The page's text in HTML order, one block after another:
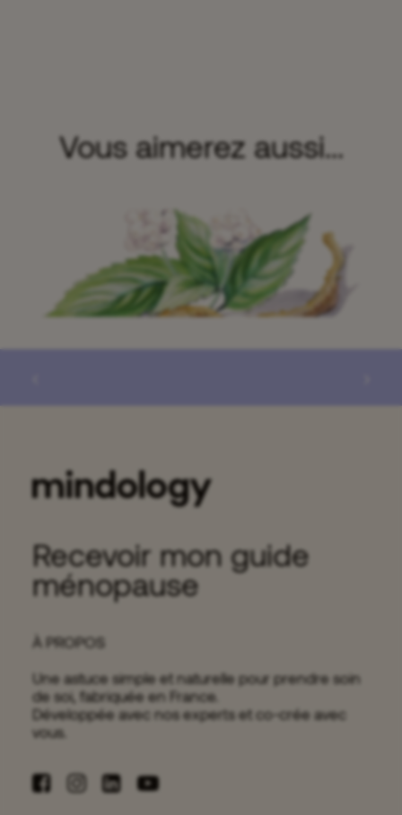
Vous aimerez aussi...
Ginseng et libido
Recevoir mon guide
ménopause
À PROPOS
Une astuce simple et naturelle pour prendre soin
de soi, fabriquée en France.
Développée avec nos experts et co-crée avec
vous.